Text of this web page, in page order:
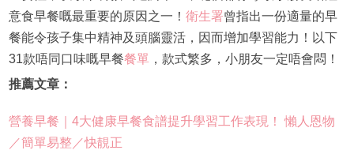
意食早餐嘅最重要的原因之一！ 衛生署曾指出一份適量的早
餐能令孩子集中精神及頭腦靈活，因而增加學習能力！以下
31款唔同口味嘅早餐餐單，款式繁多，小朋友一定唔會悶！
推薦文章：
營養早餐｜4大健康早餐食譜提升學習工作表現！ 懶人恩物
／簡單易整／快靚正